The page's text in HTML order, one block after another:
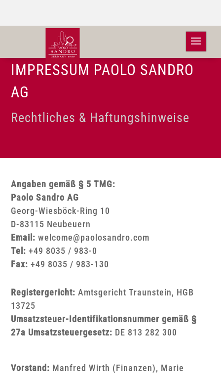
IMPRESSUM PAOLO SANDRO
AG
Rechtliches & Haftungshinweise
Angaben gemäß § 5 TMG:
Paolo Sandro AG
Georg-Wiesböck-Ring 10
D-83115 Neubeuern
Email: welcome@paolosandro.com
Tel: +49 8035 / 983-0
Fax: +49 8035 / 983-130
Registergericht: Amtsgericht Traunstein, HGB
13725
Umsatzsteuer-Identifikationsnummer gemäß §
27a Umsatzsteuergesetz: DE 813 282 300
Vorstand: Manfred Wirth (Finanzen), Marie